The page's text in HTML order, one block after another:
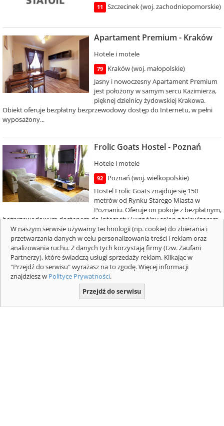
11 Szczecinek (woj. zachodniopomorskie)
Apartament Premium - Kraków
Hotele i motele
79
Kraków (woj. małopolskie)
Jasny i nowoczesny Apartament Premium
jest położony w samym sercu Kazimierza,
pięknej dzielnicy żydowskiej Krakowa.
Obiekt oferuje bezpłatny bezprzewodowy dostęp do Internetu, w pełni
wyposażony...
Frolic Goats Hostel - Poznań
Hotele i motele
92
Poznań (woj. wielkopolskie)
Hostel Frolic Goats znajduje się 150
metrów od Rynku Starego Miasta w
Poznaniu. Oferuje on pokoje z bezpłatnym,
bezprzewodowym dostępem do Internetu i wspólny salon z telewizorem
LCD i odtwarzaczem...
Tatrzańska Kotwica - Witów
Hotele i motele
958
Witów (woj. małopolskie)
Obiekt Tatrzańska Kotwica położony jest w
górskiej miejscowości Witów, w pobliżu
W naszym serwisie używamy technologii (np. cookie) do zbierania i
przetwarzania danych w celu personalizowania treści i reklam oraz
analizowania ruchu. Z danych tych korzystają firmy (tzw. Zaufani
Partnerzy), które świadczą usługi sprzedaży reklam. Klikając w
"Przejdź do serwisu" wyrażasz na to zgodę. Więcej informacji
znajdziesz w Polityce Prywatności.
Przejdź do serwisu